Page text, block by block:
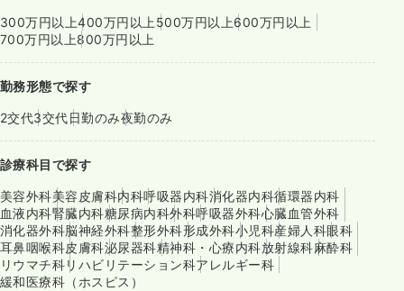
300万円以上400万円以上 500万円以上600万円以上
700万円以上800万円以上
勤務形態で探す
2交代3交代日勤のみ夜勤のみ
診療科目で探す
美容外科美容皮膚科内科呼吸器内科消化器内科循環器内科
血液内科腎臓内科糖尿病内科外科呼吸器外科心臓血管外科
消化器外科脳神経外科整形外科形成外科小児科産婦人科眼科
耳鼻咽喉科皮膚科泌尿器科精神科・心療内科放射線科麻酔科
リウマチ科リハビリテーション科アレルギー科
緩和医療科（ホスピス）